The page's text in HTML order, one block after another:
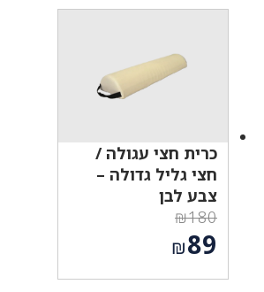
כרית חצי עגולה /
חצי גליל גדולה –
צבע לבן
₪180
המחיר
המקורי
היה:
₪89